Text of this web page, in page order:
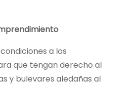
a los
que tengan derecho al
y bulevares aledañas al